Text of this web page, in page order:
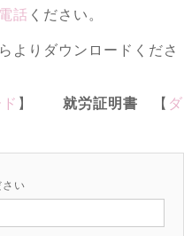
話 ください。
よりダウンロードくださ
】 就労証明書 【 ダ
い